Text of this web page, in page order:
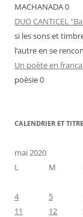
MACHANADA 0
DUO CANTICEL
si les sons et
l’autre en se
Un poète en
poèsie 0
CALENDRIER ET
mai 2020
L
M
4
5
11
12